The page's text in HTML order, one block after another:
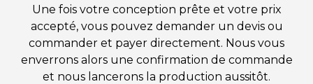
Une fois votre conception prête et votre prix
accepté, vous pouvez demander un devis ou
commander et payer directement. Nous vous
enverrons alors une confirmation de commande
et nous lancerons la production aussitôt.